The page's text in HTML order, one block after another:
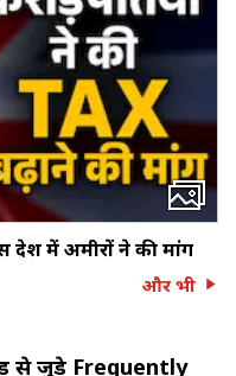
देश में अमीरों ने की मांग
और भी
से जुड़े Frequently